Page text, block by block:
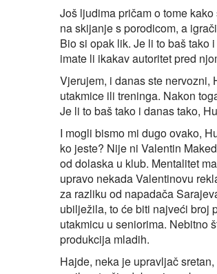
Još ljudima pričam o tome
na skijanje s porodicom, a
Bio si opak lik. Je li to baš tako
imate li ikakav autoritet pred
Vjerujem, i danas ste nervozni,
utakmice ili treninga. Nakon
Je li to baš tako i danas tako,
I mogli bismo mi dugo ovako,
ko jeste? Nije ni Valentin
od dolaska u klub. Mentalitet
upravo nekada Valentinovu
za razliku od napadača
ubilježila, to će biti najveći broj
utakmicu u seniorima. Nebitno
produkcija mladih.
Hajde, neka je upravljač